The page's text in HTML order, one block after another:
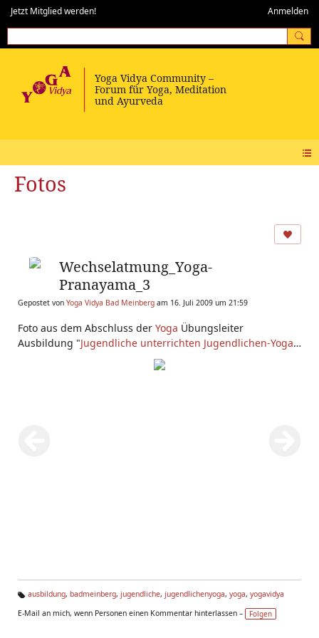
Jetzt Mitglied werden! Anmelden
Fotos
Wechselatmung_Yoga-
Pranayama_3
Gepostet von Yoga Vidya Bad Meinberg am 16. Juli 2009 um 21:59
Foto aus dem Abschluss der Yoga Übungsleiter
Ausbildung "Jugendliche unterrichten Jugendlichen-Yoga"
Yoga Vidya Bad Meinberg.
g
ausbildung, badmeinberg, jugendliche, jugendlichenyoga, yoga, yogavidya
E-Mail an mich, wenn Personen einen Kommentar hinterlassen –
Folgen